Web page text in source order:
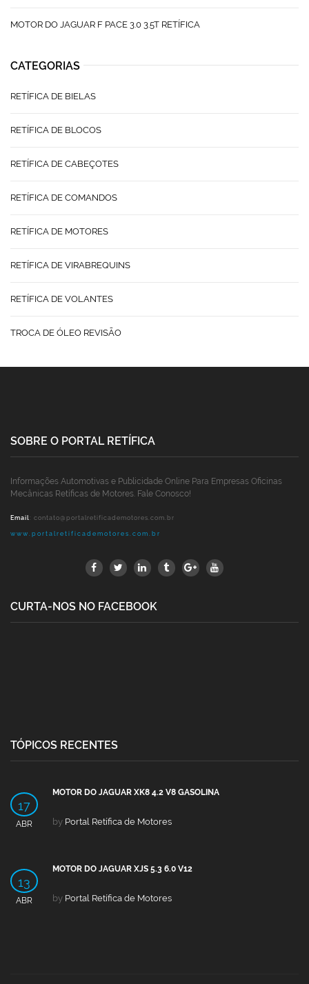
MOTOR DO JAGUAR F PACE 3.0 3.5T RETÍFICA
CATEGORIAS
RETÍFICA DE BIELAS
RETÍFICA DE BLOCOS
RETÍFICA DE CABEÇOTES
RETÍFICA DE COMANDOS
RETÍFICA DE MOTORES
RETÍFICA DE VIRABREQUINS
RETÍFICA DE VOLANTES
TROCA DE ÓLEO REVISÃO
SOBRE O PORTAL RETÍFICA
Informações Automotivas e Publicidade Online Para Empresas Oficinas
Mecânicas Retíficas de Motores. Fale Conosco!
Email: contato@portalretificademotores.com.br
www.portalretificademotores.com.br
CURTA-NOS NO FACEBOOK
TÓPICOS RECENTES
17
ABR
MOTOR DO JAGUAR XK8 4.2 V8 GASOLINA
by Portal Retífica de Motores
13
ABR
MOTOR DO JAGUAR XJS 5.3 6.0 V12
by Portal Retífica de Motores